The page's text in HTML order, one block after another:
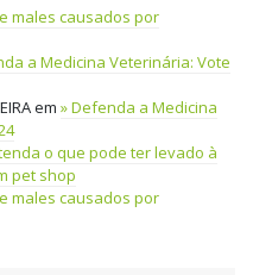
males causados por
a Medicina Veterinária: Vote
em
Defenda a Medicina
o que pode ter levado à
pet shop
males causados por